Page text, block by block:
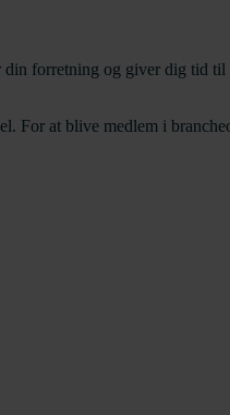
forretning og giver dig tid
at blive medlem i